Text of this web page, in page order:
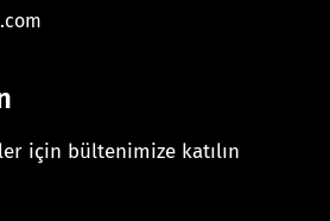
için bültenimize katılın